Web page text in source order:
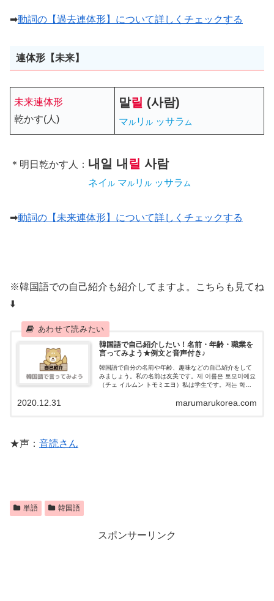
➡動詞の【過去連体形】について詳しくチェックする
連体形【未来】
未来連体形
乾かす(人)
말릴 (사람)
マル リ ル ッサラム
＊明日乾かす人： 내일 내 릴 사람
ネイ ル マル リ ル ッサラム
➡動詞の【未来連体形】について詳しくチェックする
※韓国語での自己紹介も紹介してますよ。こちらも見てね
⬇️
韓国語で自己紹介したい！名前・年齢・職業を
言ってみよう★例文と音声付き♪
韓国語で自分の名前や年齢、趣味などの自己紹介をして
みましょう。私の名前は友美です。제 이름은 토모미예요
（チェ イルムン トモミエヨ）私は学生です。저는 학생
〇〇살이에요（チョヌン ○○サリエヨ）marumarukorea.com
2020.12.31
★声： 音読さん
単語 韓国語
スポンサーリンク